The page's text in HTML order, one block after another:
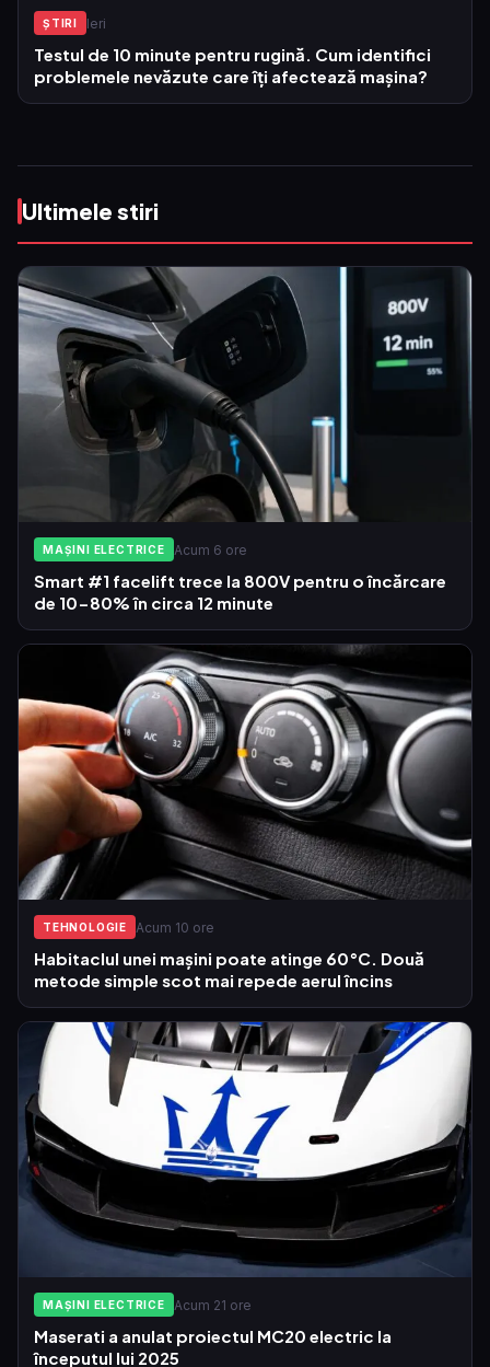
ŞTIRI Ieri
Testul de 10 minute pentru rugină. Cum identifici
problemele nevăzute care îți afectează mașina?
Ultimele stiri
MAȘINI ELECTRICE Acum 6 ore
Smart #1 facelift trece la 800V pentru o încărcare
de 10-80% în circa 12 minute
TEHNOLOGIE Acum 10 ore
Habitaclul unei mașini poate atinge 60°C. Două
metode simple scot mai repede aerul încins
MAȘINI ELECTRICE Acum 21 ore
Maserati a anulat proiectul MC20 electric la
începutul lui 2025